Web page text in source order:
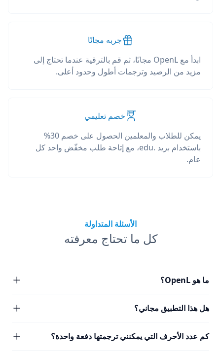
جربه مجانًا
ابدأ مع OpenL مجانًا، ثم قم بالترقية عندما تحتاج إلى
مزيد من الرصيد وترجمات أطول وحدود أعلى.
خصم تعليمي
يمكن للطلاب والمعلمين الحصول على خصم 30%
باستخدام بريد .edu، مع إتاحة طلب مخفّض واحد كل
عام.
الأسئلة المتداولة
كل ما تحتاج معرفته
ما هو OpenL؟
هل هذا التطبيق مجاني؟
كم عدد الأحرف التي يمكنني ترجمتها دفعة واحدة؟